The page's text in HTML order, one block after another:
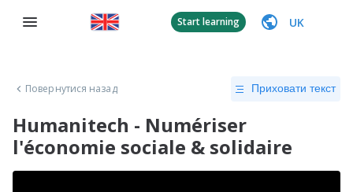
Start learning UK
Повернутися назад Приховати текст
Humanitech - Numériser
l'économie sociale & solidaire